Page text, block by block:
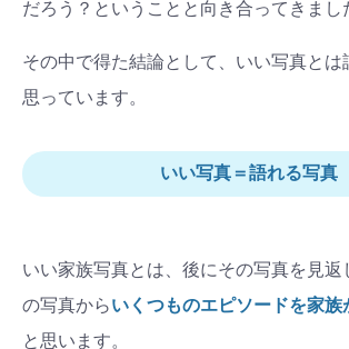
だろう？ということと向き合ってきまし
その中で得た結論として、いい写真とは
思っています。
いい写真＝語れる写真
いい家族写真とは、後にその写真を見返
の写真からいくつものエピソードを家族
と思います。